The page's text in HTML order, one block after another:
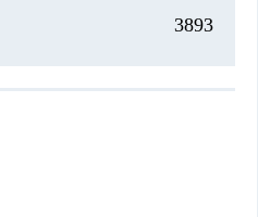
3893